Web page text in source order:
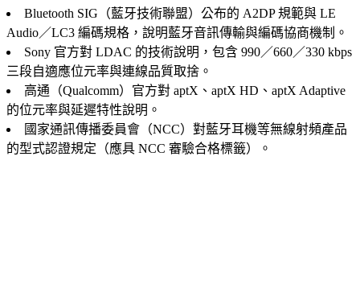
Bluetooth SIG（藍牙技術聯盟）公布的 A2DP 規範與 LE
Audio／LC3 編碼規格，說明藍牙音訊傳輸與編碼協商機制。
Sony 官方對 LDAC 的技術說明，包含 990／660／330 kbps
三段自適應位元率與連線品質取捨。
高通（Qualcomm）官方對 aptX、aptX HD、aptX Adaptive
的位元率與延遲特性說明。
國家通訊傳播委員會（NCC）對藍牙耳機等無線射頻產品
的型式認證規定（應具 NCC 審驗合格標籤）。